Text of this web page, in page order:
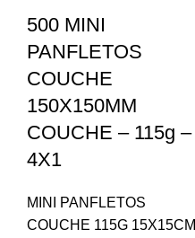
500 MINI
PANFLETOS
COUCHE
150X150MM
COUCHE – 115g –
4X1
MINI PANFLETOS
COUCHE 115G 15X15CM